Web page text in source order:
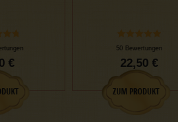
€
50 Bewertungen
22,50 €